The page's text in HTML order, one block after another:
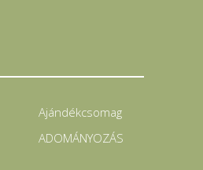
Ajándékcsomag
ADOMÁNYOZÁS